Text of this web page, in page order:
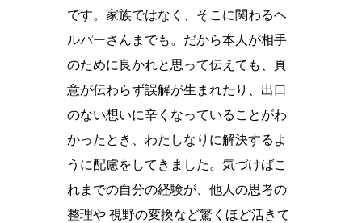
です。家族ではなく、そこに関わるヘ
ルパーさんまでも。だから本人が相手
のために良かれと思って伝えても、真
意が伝わらず誤解が生まれたり、出口
のない想いに辛くなっていることがわ
かったとき、わたしなりに解決するよ
うに配慮をしてきました。気づけばこ
れまでの自分の経験が、他人の思考の
整理や 視野の変換など驚くほど活きて